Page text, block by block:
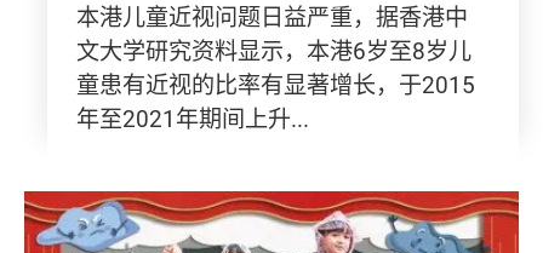
本港儿童近视问题日益严重，据香港中
文大学研究资料显示，本港6岁至8岁儿
童患有近视的比率有显著增长，于2015
年至2021年期间上升...